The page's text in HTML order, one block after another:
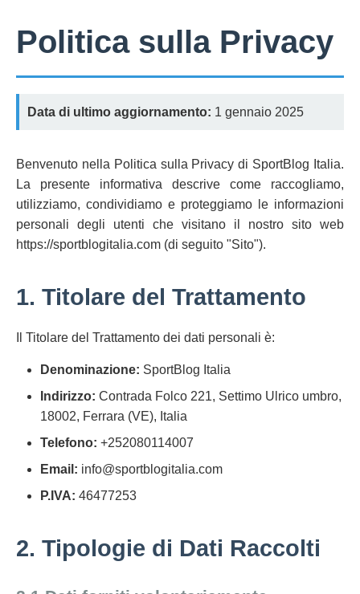
Politica sulla Privacy
Data di ultimo aggiornamento: 1 gennaio 2025
Benvenuto nella Politica sulla Privacy di SportBlog Italia.
La presente informativa descrive come raccogliamo,
utilizziamo, condividiamo e proteggiamo le informazioni
personali degli utenti che visitano il nostro sito web
https://sportblogitalia.com (di seguito "Sito").
1. Titolare del Trattamento
Il Titolare del Trattamento dei dati personali è:
Denominazione: SportBlog Italia
Indirizzo: Contrada Folco 221, Settimo Ulrico umbro,
18002, Ferrara (VE), Italia
Telefono: +252080114007
Email: info@sportblogitalia.com
P.IVA: 46477253
2. Tipologie di Dati Raccolti